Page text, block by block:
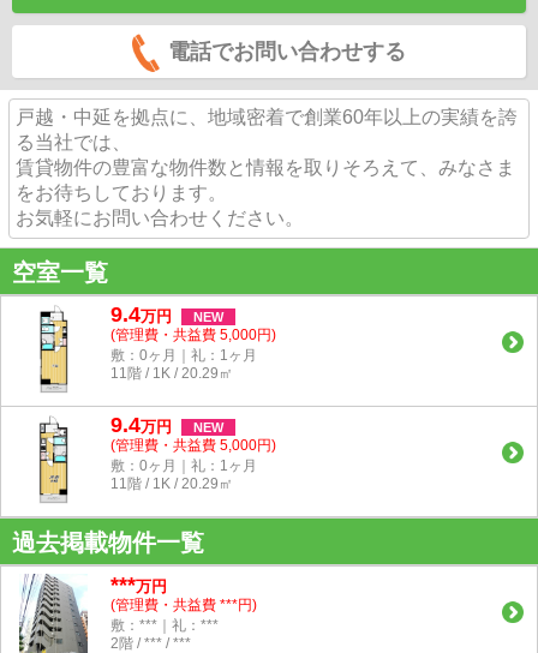
電話でお問い合わせする
戸越・中延を拠点に、地域密着で創業60年以上の実績を誇
る当社では、
賃貸物件の豊富な物件数と情報を取りそろえて、みなさま
をお待ちしております。
お気軽にお問い合わせください。
空室一覧
9.4万円 NEW
(管理費・共益費 5,000円)
敷：0ヶ月｜礼：1ヶ月
11階 / 1K / 20.29㎡
9.4万円 NEW
(管理費・共益費 5,000円)
敷：0ヶ月｜礼：1ヶ月
11階 / 1K / 20.29㎡
過去掲載物件一覧
***万円
(管理費・共益費 ***円)
敷：***｜礼：***
2階 / *** / ***